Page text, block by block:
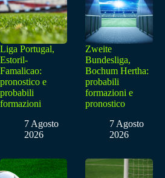
Liga Portugal,
Estoril-
Famalicao:
pronostico e
probabili
formazioni
7 Agosto
2026
Zweite
Bundesliga,
Bochum Hertha:
probabili
formazioni e
pronostico
7 Agosto
2026